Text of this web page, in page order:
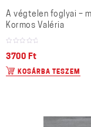
A végtelen foglyai –
Kormos Valéria
3700 Ft
KOSÁRBA TESZEM